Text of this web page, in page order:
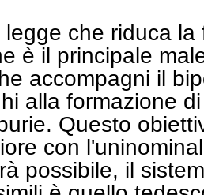
che riduca la
è il principale
accompagni il
alla formazione
Questo
con
possibile, il